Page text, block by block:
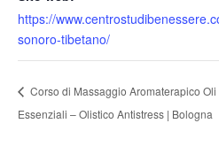
https://
sonoro-tibetano/
Corso di Massaggio Aromaterapico Oli
Essenziali – Olistico Antistress | Bologna